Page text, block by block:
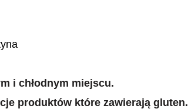
i chłodnym miejscu.
produktów które zawierają gluten.